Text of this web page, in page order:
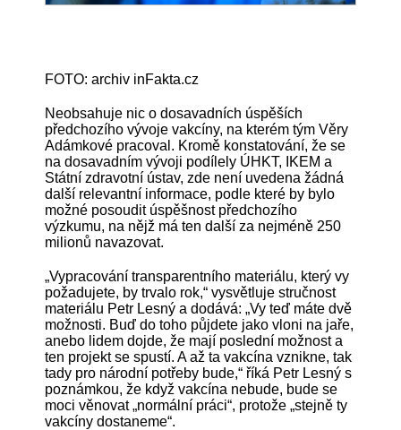
FOTO: archiv inFakta.cz
Neobsahuje nic o dosavadních úspěších
předchozího vývoje vakcíny, na kterém tým Věry
Adámkové pracoval. Kromě konstatování, že se
na dosavadním vývoji podílely ÚHKT, IKEM a
Státní zdravotní ústav, zde není uvedena žádná
další relevantní informace, podle které by bylo
možné posoudit úspěšnost předchozího
výzkumu, na nějž má ten další za nejméně 250
milionů navazovat.
„Vypracování transparentního materiálu, který vy
požadujete, by trvalo rok,“ vysvětluje stručnost
materiálu Petr Lesný a dodává: „Vy teď máte dvě
možnosti. Buď do toho půjdete jako vloni na jaře,
anebo lidem dojde, že mají poslední možnost a
ten projekt se spustí. A až ta vakcína vznikne, tak
tady pro národní potřeby bude,“ říká Petr Lesný s
poznámkou, že když vakcína nebude, bude se
moci věnovat „normální práci“, protože „stejně ty
vakcíny dostaneme“.